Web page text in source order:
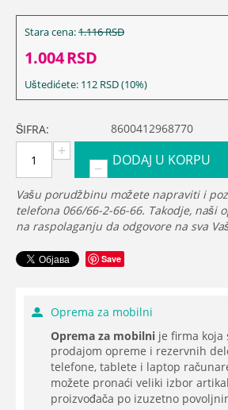
Stara cena:1.116RSD
1.004RSD
Uštedićete: 112 RSD(10%)
ŠIFRA: 8600412968770
+
−
DODAJ U KORPU
Vašu porudžbinu možete napraviti i
telefona 066/66-2-66-66. Takodje, naši
na raspolaganju da odgovore na sva
Save
Oprema za mobilni
Oprema za mobilni je firma koja
prodajom opreme i rezervnih
telefone, tablete i laptop
možete pronaći veliki izbor
proizvođača po izuzetno